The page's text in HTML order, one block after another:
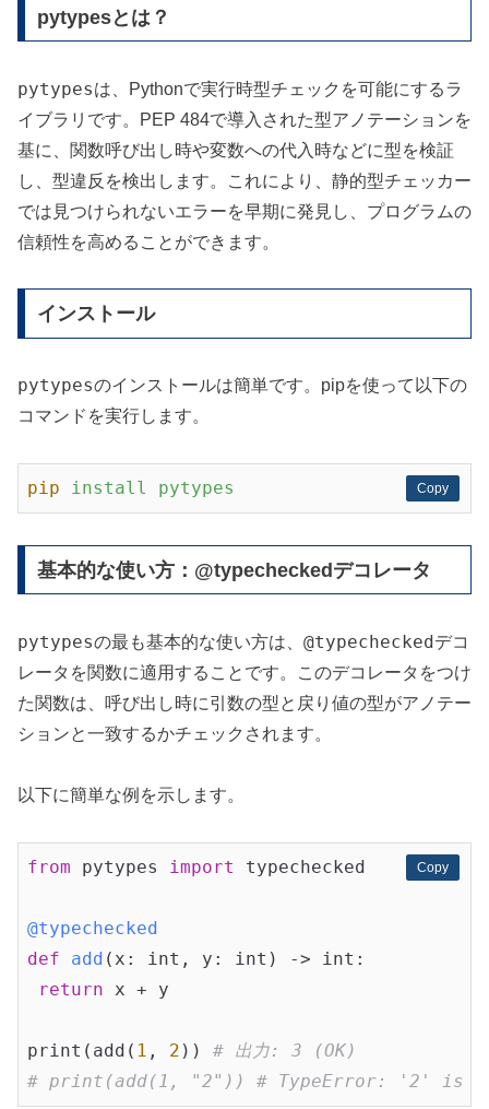
pytypesとは？
pytypesは、Pythonで実行時型チェックを可能にするラ
イブラリです。PEP 484で導入された型アノテーションを
基に、関数呼び出し時や変数への代入時などに型を検証
し、型違反を検出します。これにより、静的型チェッカー
では見つけられないエラーを早期に発見し、プログラムの
信頼性を高めることができます。
インストール
pytypesのインストールは簡単です。pipを使って以下の
コマンドを実行します。
Copy
Copy
pip install pytypes
基本的な使い方：@typecheckedデコレータ
pytypesの最も基本的な使い方は、 @typecheckedデコ
レータを関数に適用することです。このデコレータをつけ
た関数は、呼び出し時に引数の型と戻り値の型がアノテー
ションと一致するかチェックされます。
以下に簡単な例を示します。
Copy
Copy
from pytypes import typechecked
@typechecked
def
add (x: int, y: int)
-> int:
return x + y
print(add( 1 , 2 )) # 出力: 3 (OK)
# print(add(1, "2")) # TypeError: '2' is